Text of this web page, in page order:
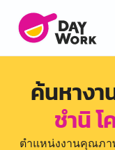
ค้นหางา
ชำนิ
ตำแหน่งงานคุณภา